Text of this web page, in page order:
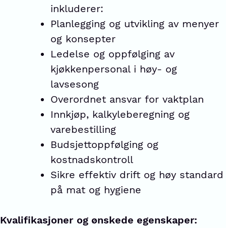
inkluderer:
Planlegging og utvikling av menyer
og konsepter
Ledelse og oppfølging av
kjøkkenpersonal i høy- og
lavsesong
Overordnet ansvar for vaktplan
Innkjøp, kalkyleberegning og
varebestilling
Budsjettoppfølging og
kostnadskontroll
Sikre effektiv drift og høy standard
på mat og hygiene
Kvalifikasjoner og ønskede egenskaper: